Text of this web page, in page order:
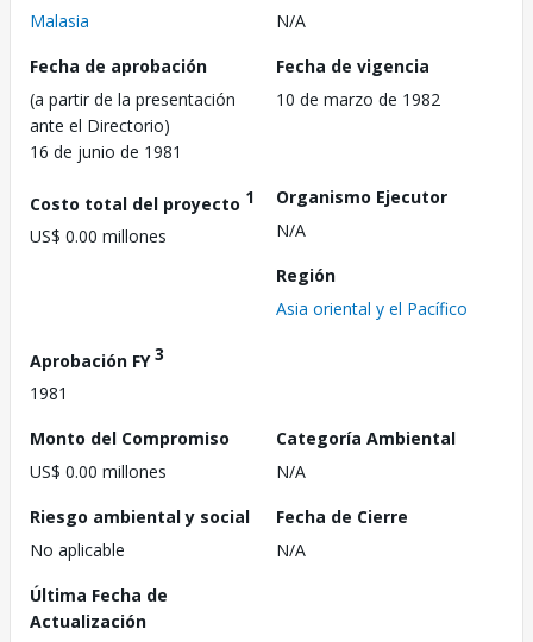
Malasia
N/A
Fecha de aprobación
(a partir de la presentación
ante el Directorio)
16 de junio de 1981
Fecha de vigencia
10 de marzo de 1982
Costo total del proyecto 1
US$ 0.00 millones
Organismo Ejecutor
N/A
Región
Asia oriental y el Pacífico
Aprobación FY3
1981
Monto del Compromiso
US$ 0.00 millones
Categoría Ambiental
N/A
Riesgo ambiental y social
No aplicable
Fecha de Cierre
N/A
Última Fecha de
Actualización